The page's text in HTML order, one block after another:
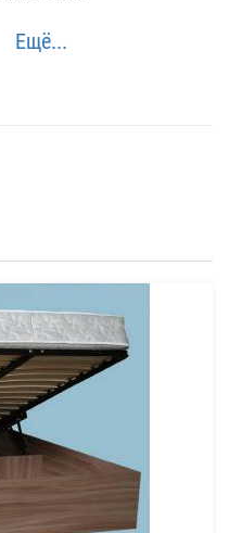
Ещё...